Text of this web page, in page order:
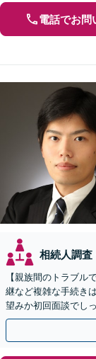
電話でお問
相続人調査
【親族間のトラブル
継など複雑な手続き
望みか初回面談でし
ださい。